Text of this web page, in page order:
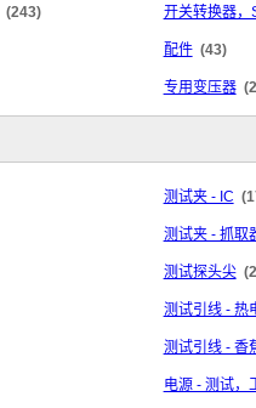
(243) 开关转换器，
配件 (43)
专用变压器
测试夹 - IC
测试夹 - 抓取
测试探头尖
测试引线 - 热
测试引线 - 香
电源 - 测试，